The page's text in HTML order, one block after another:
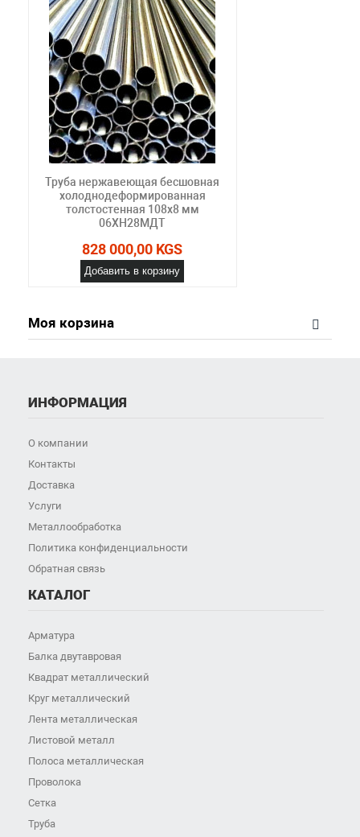
Труба нержавеющая бесшовная
холоднодеформированная
толстостенная 108х8 мм
06ХН28МДТ
828 000,00 KGS
Добавить в корзину
Моя корзина
ИНФОРМАЦИЯ
О компании
Контакты
Доставка
Услуги
Металлообработка
Политика конфиденциальности
Обратная связь
КАТАЛОГ
Арматура
Балка двутавровая
Квадрат металлический
Круг металлический
Лента металлическая
Листовой металл
Полоса металлическая
Проволока
Сетка
Труба